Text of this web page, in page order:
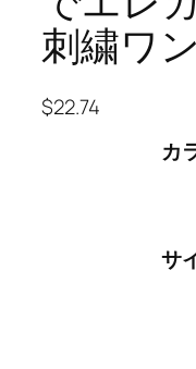
刺繍ワ
$22.74
カ
サ